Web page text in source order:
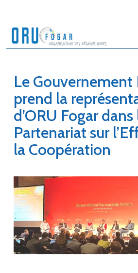
Le Gouvernement
prend la
d’ORU Fogar dans
Partenariat sur
la Coopération